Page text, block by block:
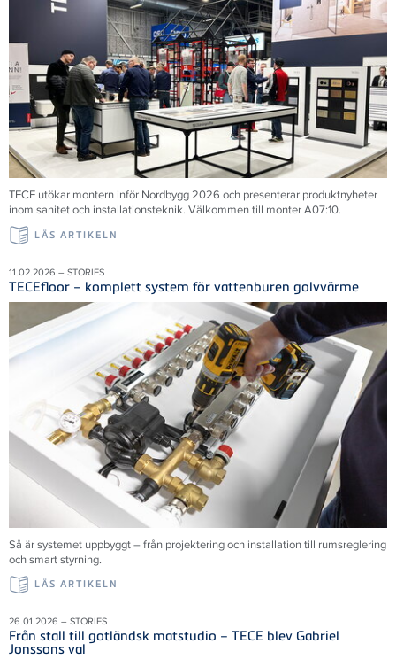
TECE utökar montern inför Nordbygg 2026 och presenterar produktnyheter
inom sanitet och installationsteknik. Välkommen till monter A07:10.
LÄS ARTIKELN
11.02.2026 – STORIES
TECEfloor – komplett system för vattenburen golvvärme
Så är systemet uppbyggt – från projektering och installation till rumsreglering
och smart styrning.
LÄS ARTIKELN
26.01.2026 – STORIES
Från stall till gotländsk matstudio – TECE blev Gabriel
Jonssons val